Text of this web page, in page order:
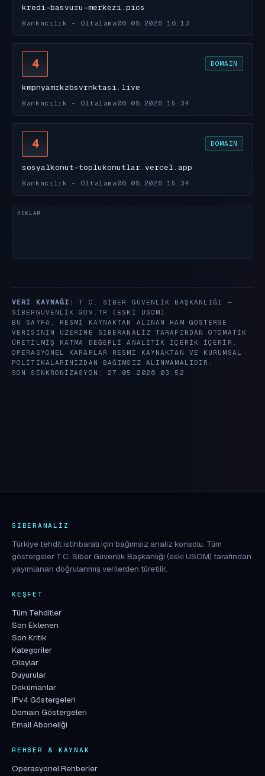
kredi-basvuru-merkezi.pics
Bankacılık - Oltalama 06.08.2026 16:13
4 DOMAIN
kmpnyamrkzbsvrnktasi.live
Bankacılık - Oltalama 06.08.2026 15:34
4 DOMAIN
sosyalkonut-toplukonutlar.vercel.app
Bankacılık - Oltalama 06.08.2026 15:34
VERI KAYNAĞI:
T.C. SIBER GÜVENLIK BAŞKANLIĞI —
SIBERGUVENLIK.GOV.TR
(ESKI USOM)
BU SAYFA, RESMI KAYNAKTAN ALINAN HAM GÖSTERGE
VERISININ ÜZERINE SIBERANALIZ TARAFINDAN OTOMATIK
ÜRETILMIŞ KATMA DEĞERLI ANALITIK IÇERIK IÇERIR.
OPERASYONEL KARARLAR RESMI KAYNAKTAN VE KURUMSAL
POLITIKALARINIZDAN BAĞIMSIZ ALINMAMALIDIR.
SON SENKRONIZASYON: 27.05.2026 03:52
SIBERANALIZ
Türkiye tehdit istihbaratı için bağımsız analiz konsolu. Tüm
göstergeler T.C. Siber Güvenlik Başkanlığı (eski USOM) tarafından
yayımlanan doğrulanmış verilerden türetilir.
KEŞFET
Tüm Tehditler
Son Eklenen
Son Kritik
Kategoriler
Olaylar
Duyurular
Dokümanlar
IPv4 Göstergeleri
Domain Göstergeleri
Email Aboneliği
REHBER & KAYNAK
Operasyonel Rehberler